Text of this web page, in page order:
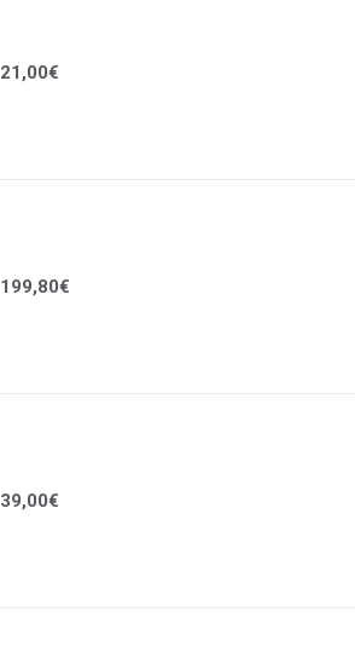
21,00€
199,80€
39,00€